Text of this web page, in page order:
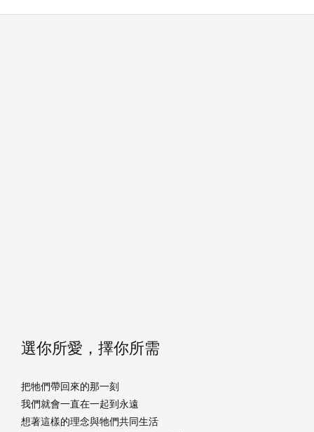
選你所愛，擇你所需
把牠們帶回來的那一刻
我們就會一直在一起到永遠
想著這樣的理念與牠們共同生活